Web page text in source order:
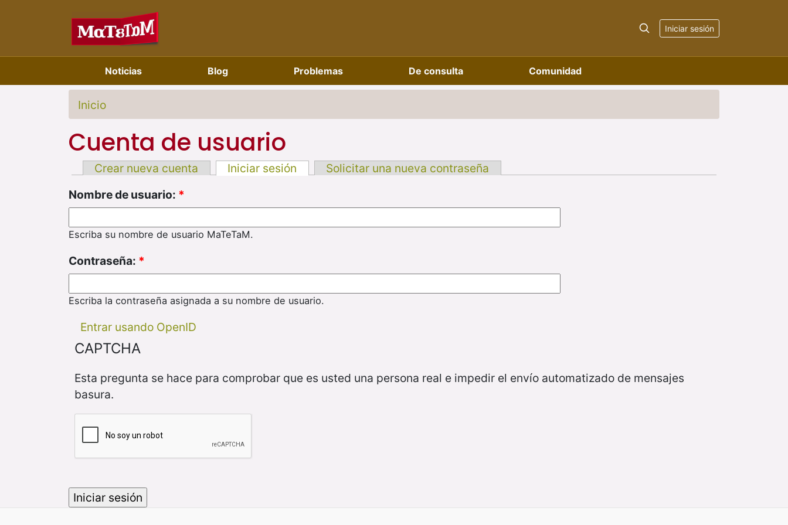
Iniciar sesión
Noticias Blog Problemas De consulta Comunidad
Inicio
Cuenta de usuario
Crear nueva cuenta Iniciar sesión
Solicitar una nueva contraseña
Nombre de usuario: *
Escriba su nombre de usuario MaTeTaM.
Contraseña: *
Escriba la contraseña asignada a su nombre de usuario.
Entrar usando OpenID
CAPTCHA
Esta pregunta se hace para comprobar que es usted una persona real e impedir el envío automatizado de mensajes
basura.